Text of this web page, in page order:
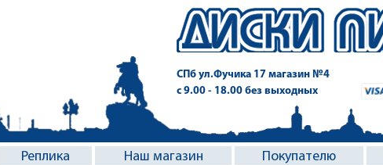
СПб ул.Фучика 17магазин №4
с 9.00 - 18.00 без выходных
Реплика Наш магазин Покупателю